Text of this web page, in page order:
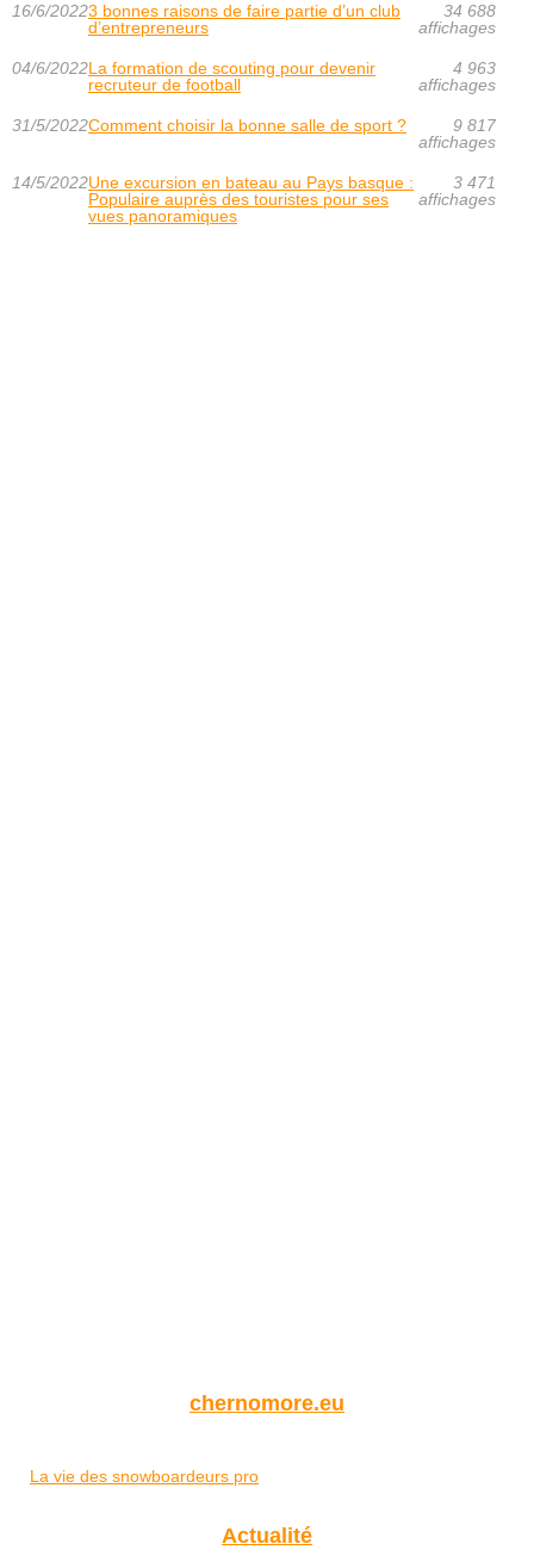
16/6/20223 bonnes raisons de faire partie d’un club
d’entrepreneurs
34 688
affichages
04/6/2022La formation de scouting pour devenir
recruteur de football
4 963
affichages
31/5/2022Comment choisir la bonne salle de sport ?
9 817
affichages
14/5/2022Une excursion en bateau au Pays basque :
Populaire auprès des touristes pour ses
vues panoramiques
3 471
affichages
chernomore.eu
La vie des snowboardeurs pro
Actualité